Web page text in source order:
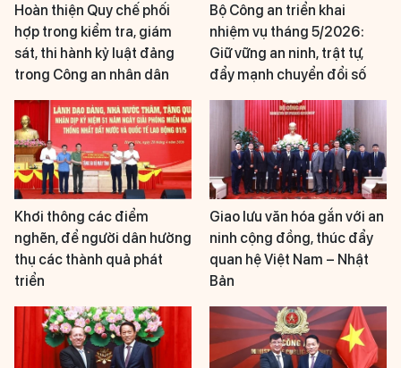
Hoàn thiện Quy chế phối
hợp trong kiểm tra, giám
sát, thi hành kỷ luật đảng
trong Công an nhân dân
Bộ Công an triển khai
nhiệm vụ tháng 5/2026:
Giữ vững an ninh, trật tự,
đẩy mạnh chuyển đổi số
Khơi thông các điểm
nghẽn, để người dân hưởng
thụ các thành quả phát
triển
Giao lưu văn hóa gắn với an
ninh cộng đồng, thúc đẩy
quan hệ Việt Nam – Nhật
Bản